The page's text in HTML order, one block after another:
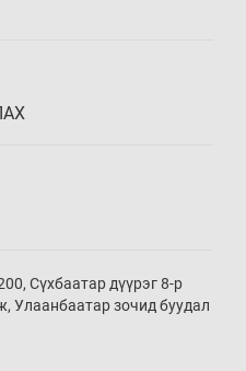
Сүхбаатар дүүрэг 8-р
Улаанбаатар зочид буудал